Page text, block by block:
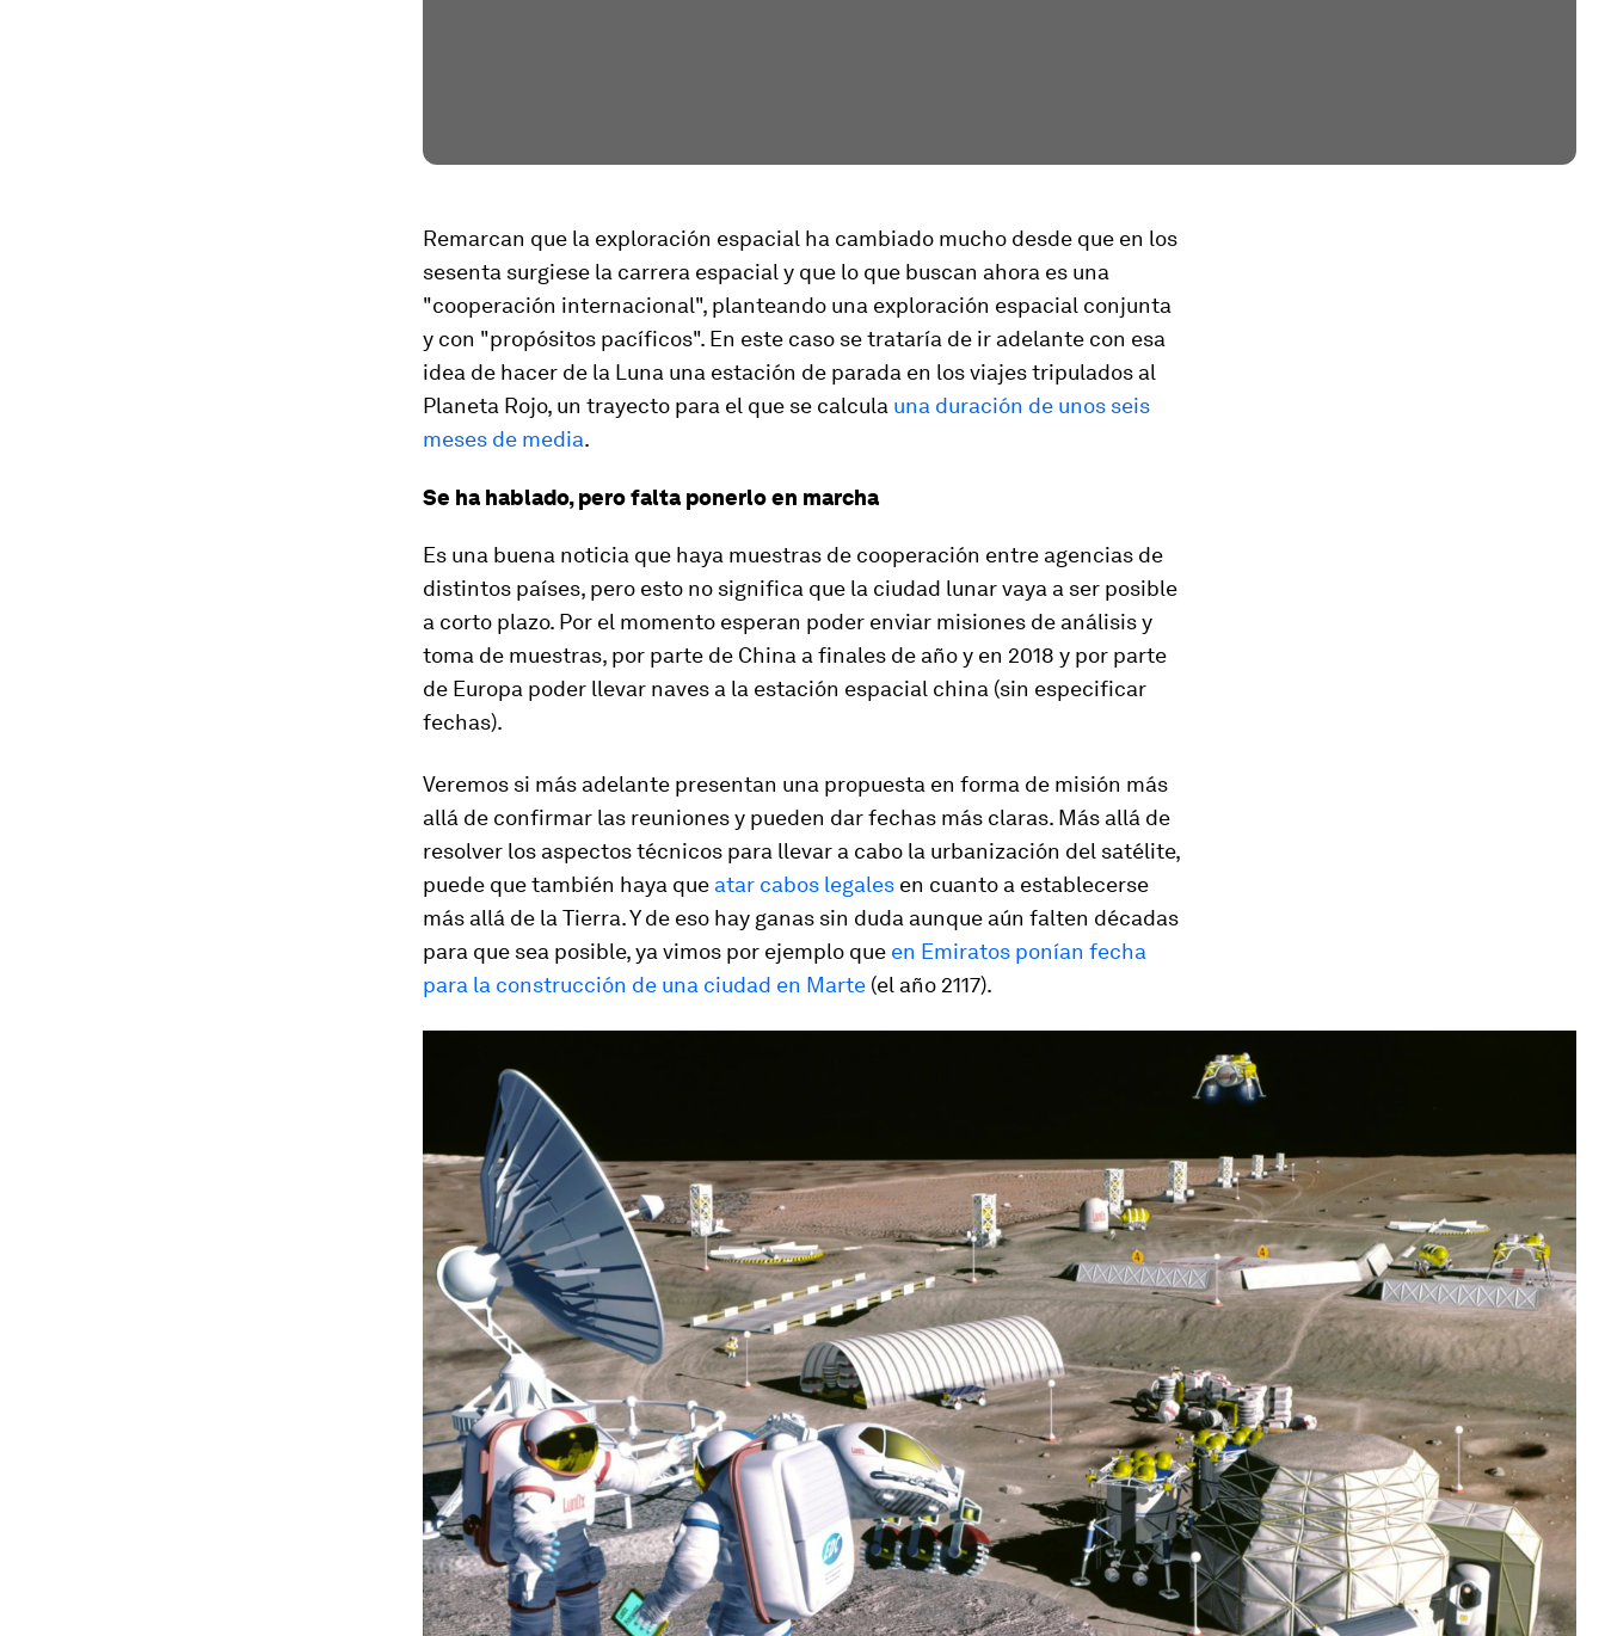
Remarcan que la exploración espacial ha cambiado mucho desde que en los
sesenta surgiese la carrera espacial y que lo que buscan ahora es una
"cooperación internacional", planteando una exploración espacial conjunta
y con "propósitos pacíficos". En este caso se trataría de ir adelante con esa
idea de hacer de la Luna una estación de parada en los viajes tripulados al
Planeta Rojo, un trayecto para el que se calcula una duración de unos seis
meses de media.
Se ha hablado, pero falta ponerlo en marcha
Es una buena noticia que haya muestras de cooperación entre agencias de
distintos países, pero esto no significa que la ciudad lunar vaya a ser posible
a corto plazo. Por el momento esperan poder enviar misiones de análisis y
toma de muestras, por parte de China a finales de año y en 2018 y por parte
de Europa poder llevar naves a la estación espacial china (sin especificar
fechas).
Veremos si más adelante presentan una propuesta en forma de misión más
allá de confirmar las reuniones y pueden dar fechas más claras. Más allá de
resolver los aspectos técnicos para llevar a cabo la urbanización del satélite,
puede que también haya que atar cabos legales en cuanto a establecerse
más allá de la Tierra. Y de eso hay ganas sin duda aunque aún falten décadas
para que sea posible, ya vimos por ejemplo que en Emiratos ponían fecha
para la construcción de una ciudad en Marte (el año 2117).